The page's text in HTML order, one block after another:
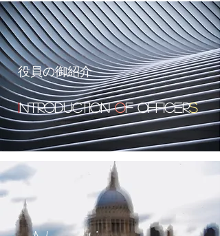
役員の御紹介
Introductionof Officers